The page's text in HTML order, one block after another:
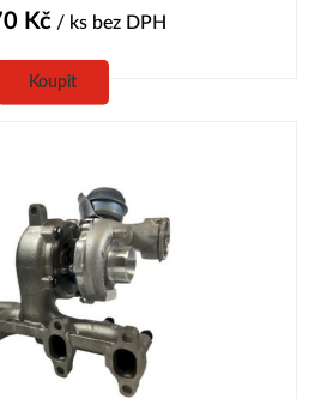
Kč/ ks bez DPH
Koupit